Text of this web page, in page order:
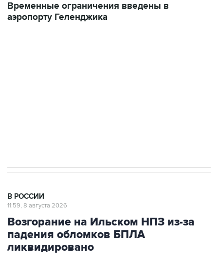
Временные ограничения введены в
аэропорту Геленджика
В РОССИИ
11:59, 8 августа 2026
Возгорание на Ильском НПЗ из-за
падения обломков БПЛА
ликвидировано